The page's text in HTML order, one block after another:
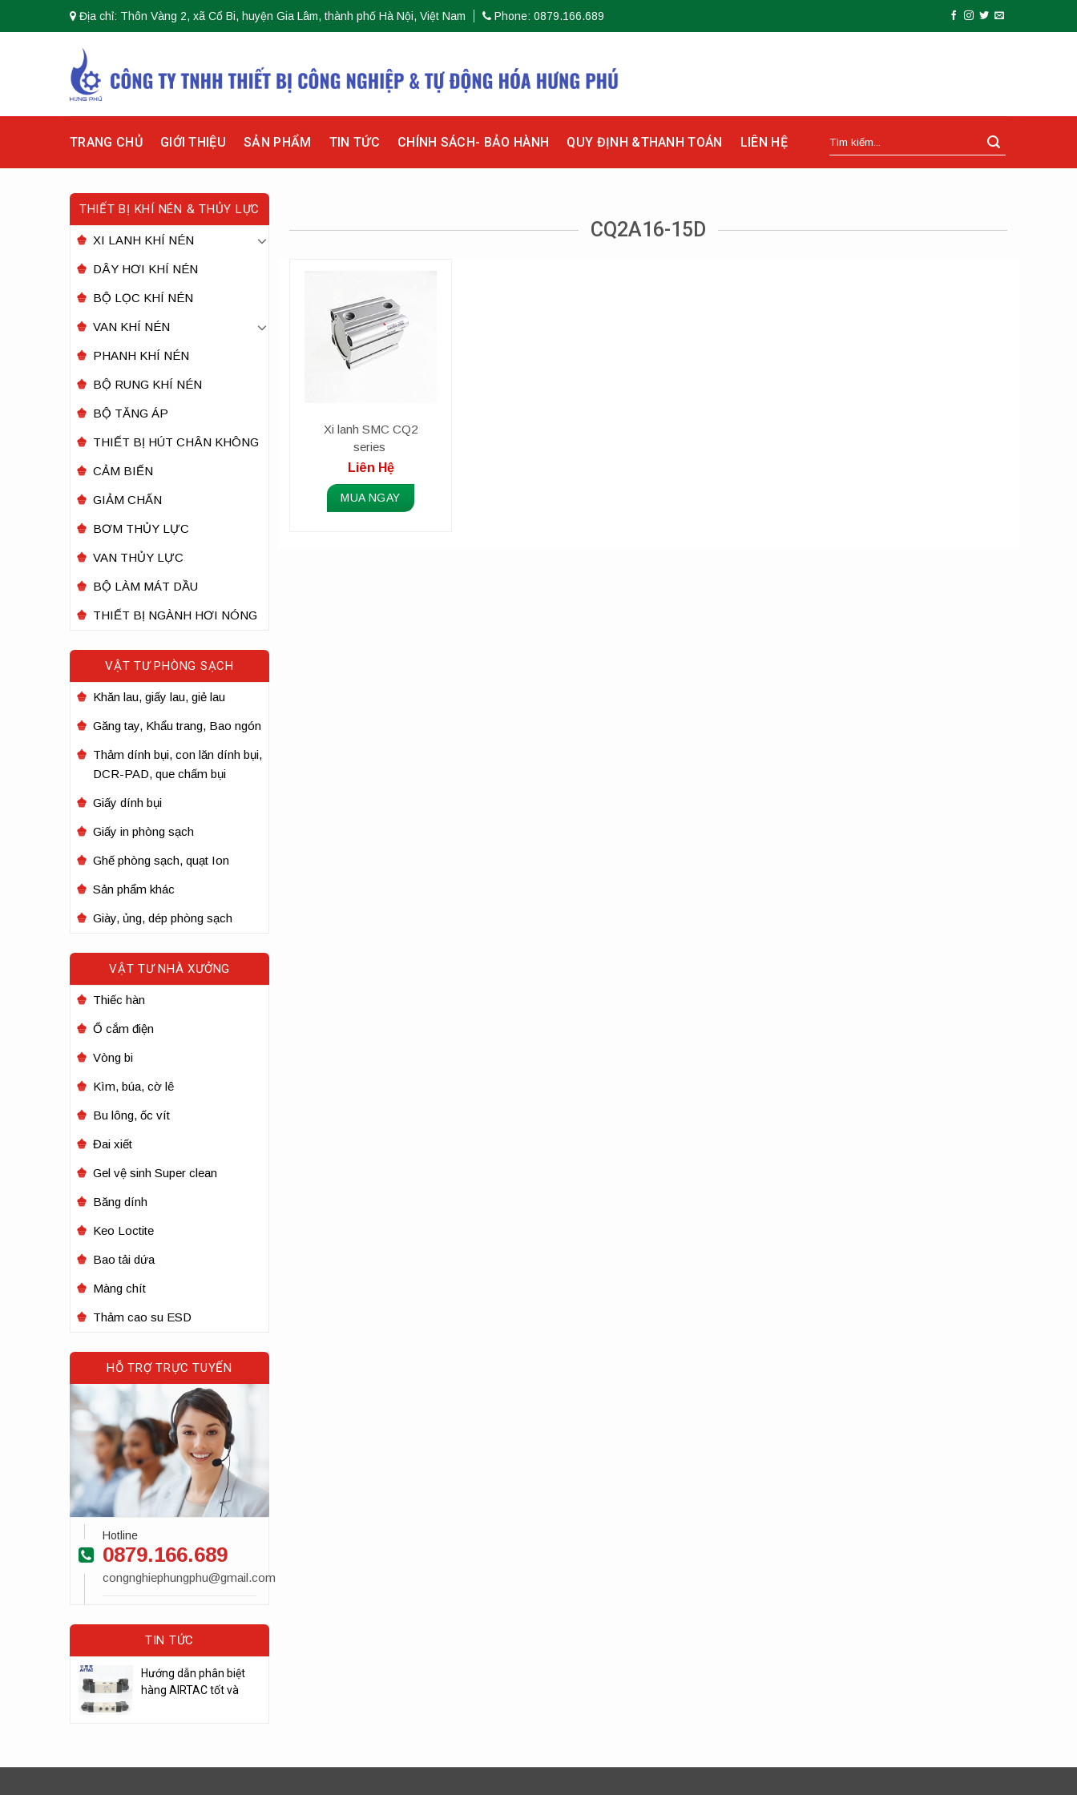
to
Địa chỉ: Thôn Vàng 2, xã Cổ Bi, huyện Gia Lâm, thành phố Hà Nội, Việt Nam Phone: 0879.166.689
TRANG CHỦ GIỚI THIỆU SẢN PHẨM TIN TỨC CHÍNH SÁCH- BẢO HÀNH QUY ĐỊNH &THANH TOÁN LIÊN HỆ
THIẾT BỊ KHÍ NÉN & THỦY LỰC
XI LANH KHÍ NÉN
DÂY HƠI KHÍ NÉN
BỘ LỌC KHÍ NÉN
VAN KHÍ NÉN
PHANH KHÍ NÉN
BỘ RUNG KHÍ NÉN
BỘ TĂNG ÁP
THIẾT BỊ HÚT CHÂN KHÔNG
CẢM BIẾN
GIẢM CHẤN
BƠM THỦY LỰC
VAN THỦY LỰC
BỘ LÀM MÁT DẦU
THIẾT BỊ NGÀNH HƠI NÓNG
VẬT TƯ PHÒNG SẠCH
Khăn lau, giấy lau, giẻ lau
Găng tay, Khẩu trang, Bao ngón
Thảm dính bụi, con lăn dính bụi,
DCR-PAD, que chấm bụi
Giấy dính bụi
Giấy in phòng sạch
Ghế phòng sạch, quạt Ion
Sản phẩm khác
Giày, ủng, dép phòng sạch
VẬT TƯ NHÀ XƯỞNG
Thiếc hàn
Ổ cắm điện
Vòng bi
Kìm, búa, cờ lê
Bu lông, ốc vít
Đai xiết
Gel vệ sinh Super clean
Băng dính
Keo Loctite
Bao tải dứa
Màng chít
Thảm cao su ESD
HỖ TRỢ TRỰC TUYẾN
Hotline
0879.166.689
congnghiephungphu@gmail.com
TIN TỨC
Hướng dẫn phân biệt
hàng AIRTAC tốt và
CQ2A16-15D
Xi lanh SMC CQ2
series
Liên Hệ
MUA NGAY